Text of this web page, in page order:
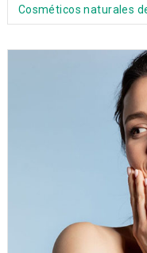
Cosméticos naturales